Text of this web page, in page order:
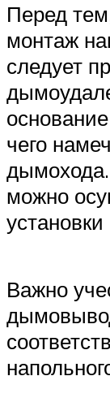
Перед
монтаж
следует
чего
можно
установки
Важно